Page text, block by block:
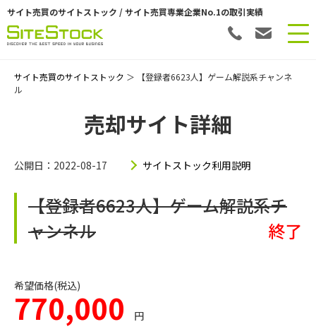
サイト売買のサイトストック / サイト売買専業企業No.1の取引実績
サイト売買のサイトストック ＞ 【登録者6623人】ゲーム解説系チャンネ
ル
売却サイト詳細
公開日：2022-08-17 サイトストック利用説明
【登録者6623人】ゲーム解説系チ
ャンネル
終了
希望価格(税込)
770,000 円